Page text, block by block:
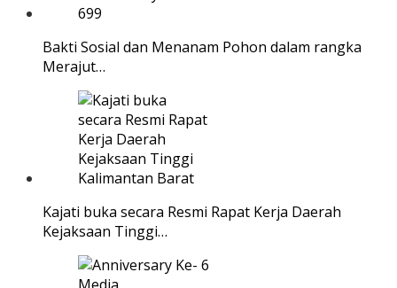
Bakti Sosial dan Menanam Pohon dalam rangka
Merajut…
Kajati buka secara Resmi Rapat Kerja Daerah
Kejaksaan Tinggi…